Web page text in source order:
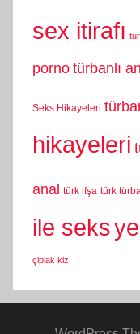
sex itirafı
porno türbanlı
Seks Hikayeleri
hikayeleri
anal türk ifşa türk
ile seks
çiplak kiz